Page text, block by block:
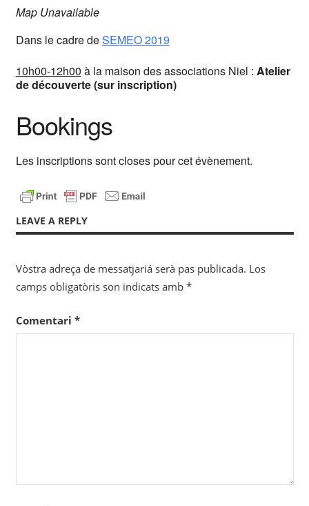
Map Unavailable
Dans le cadre deSEMEO 2019
10h00-12h00 à la maison des associations Niel : Atelier
de découverte (sur inscription)
Bookings
Les inscriptions sont closes pour cet évènement.
LEAVE A REPLY
Vòstra adreça de messatjariá serà pas publicada. Los
camps obligatòris son indicats amb *
Comentari *